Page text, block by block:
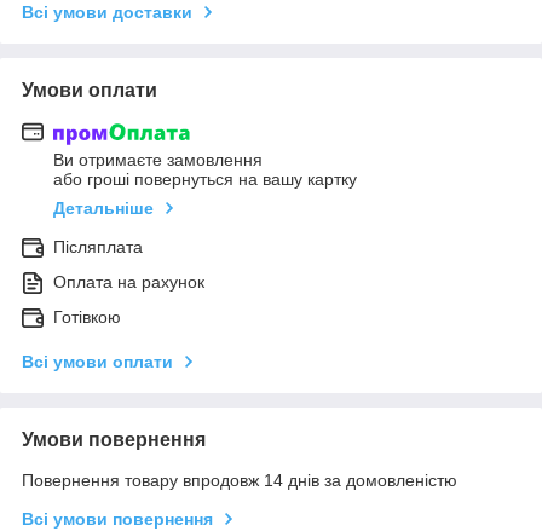
Всі умови доставки
Умови оплати
Ви отримаєте замовлення
або гроші повернуться на вашу картку
Детальніше
Післяплата
Оплата на рахунок
Готівкою
Всі умови оплати
Умови повернення
Повернення товару впродовж 14 днів за домовленістю
Всі умови повернення